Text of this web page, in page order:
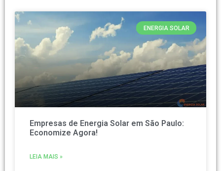
ENERGIA SOLAR
Empresas de Energia Solar em São Paulo:
Economize Agora!
LEIA MAIS »